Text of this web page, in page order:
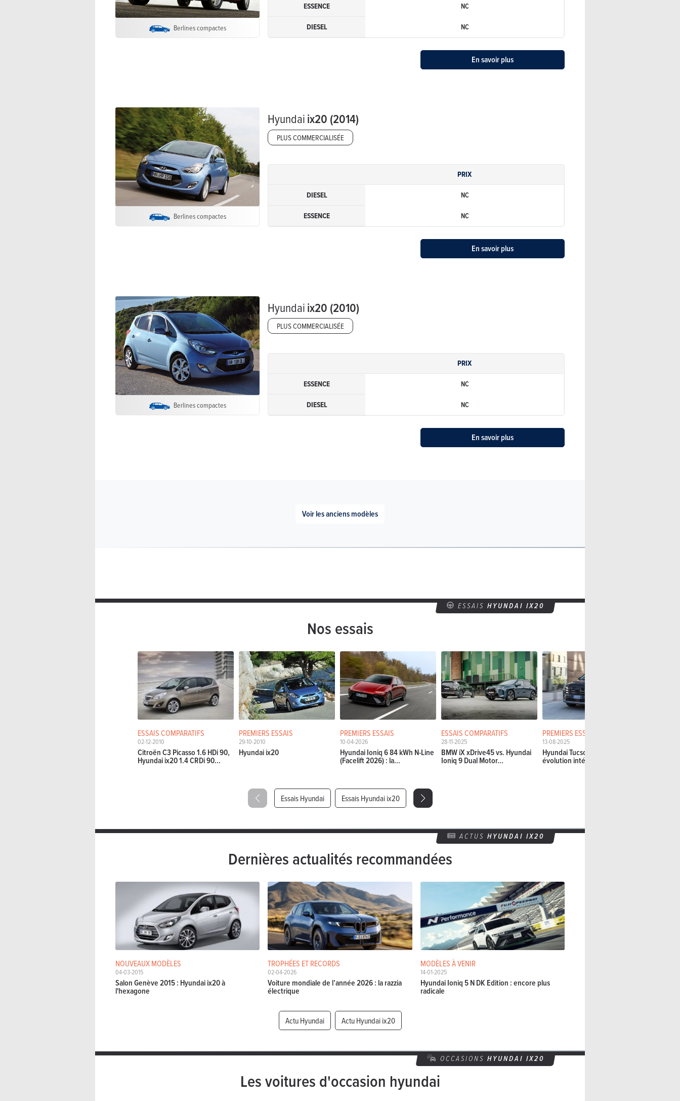
Berlines compactes
ESSENCE
NC
DIESEL NC
En savoir plus
Berlines compactes
Hyundaiix20 (2014)
PLUS COMMERCIALISÉE
PRIX
DIESEL
NC
ESSENCE NC
En savoir plus
Berlines compactes
Hyundaiix20 (2010)
PLUS COMMERCIALISÉE
PRIX
ESSENCE
NC
DIESEL NC
En savoir plus
Voir les anciens modèles
ESSAIS HYUNDAI IX20
Nos essais
ESSAIS COMPARATIFS
02-12-2010
Citroën C3 Picasso 1.6 HDi 90,
Hyundai ix20 1.4 CRDi 90...
PREMIERS ESSAIS
29-10-2010
Hyundai ix20
PREMIERS ESSAIS
10-04-2026
Hyundai Ioniq 6 84 kWh N-Line
(Facelift 2026) : la...
ESSAIS COMPARATIFS
28-11-2025
BMW iX xDrive45 vs. Hyundai
Ioniq 9 Dual Motor...
PREMIERS ESSAIS
13-08-2025
Hyundai Tucson (facelift 2025) :
évolution intérieure
Essais Hyundai Essais Hyundai ix20
ACTUS HYUNDAI IX20
Dernières actualités recommandées
NOUVEAUX MODÈLES
04-03-2015
Salon Genève 2015 : Hyundai ix20 à
l'hexagone
TROPHÉES ET RECORDS
02-04-2026
Voiture mondiale de l’année 2026 : la razzia
électrique
MODÈLES À VENIR
14-01-2025
Hyundai Ioniq 5 N DK Edition : encore plus
radicale
Actu Hyundai Actu Hyundai ix20
OCCASIONS HYUNDAI IX20
Les voitures d'occasion hyundai